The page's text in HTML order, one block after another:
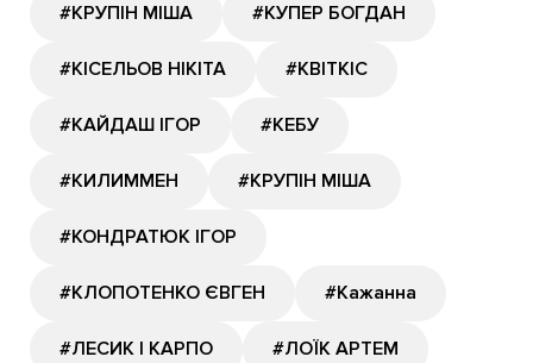
#КРУПІН МІША #КУПЕР БОГДАН
#КІСЕЛЬОВ НІКІТА #КВІТКІС
#КАЙДАШ ІГОР #КЕБУ
#КИЛИММЕН #КРУПІН МІША
#КОНДРАТЮК ІГОР
#КЛОПОТЕНКО ЄВГЕН #Кажанна
#ЛЕСИК І КАРПО #ЛОЇК АРТЕМ